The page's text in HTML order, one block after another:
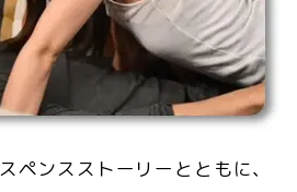
ペンスストーリーとともに、